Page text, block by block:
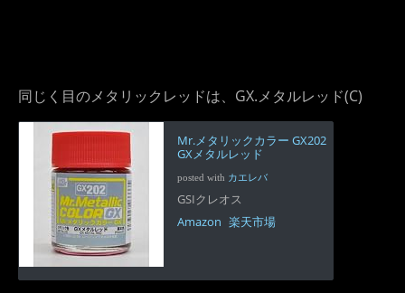
同じく目のメタリックレッドは、GX.メタルレッド(C)
Mr.メタリックカラー GX202
GXメタルレッド
posted with カエレバ
GSIクレオス
Amazon 楽天市場